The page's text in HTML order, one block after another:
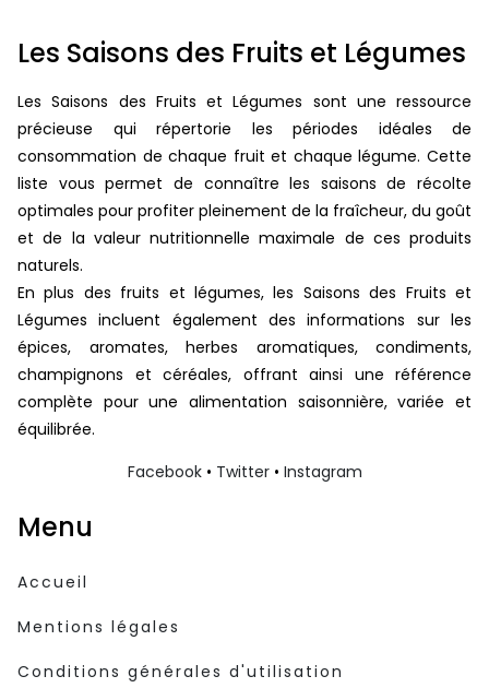
Les Saisons des Fruits et Légumes
Les Saisons des Fruits et Légumes sont une ressource
précieuse qui répertorie les périodes idéales de
consommation de chaque fruit et chaque légume. Cette
liste vous permet de connaître les saisons de récolte
optimales pour profiter pleinement de la fraîcheur, du goût
et de la valeur nutritionnelle maximale de ces produits
naturels.
En plus des fruits et légumes, les Saisons des Fruits et
Légumes incluent également des informations sur les
épices, aromates, herbes aromatiques, condiments,
champignons et céréales, offrant ainsi une référence
complète pour une alimentation saisonnière, variée et
équilibrée.
Facebook• Twitter• Instagram
Menu
Accueil
Mentions légales
Conditions générales d'utilisation